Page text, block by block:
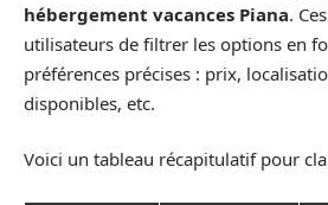
hébergement vacances Piana.
utilisateurs de filtrer les options en
préférences précises : prix,
disponibles, etc.
Voici un tableau récapitulatif pour